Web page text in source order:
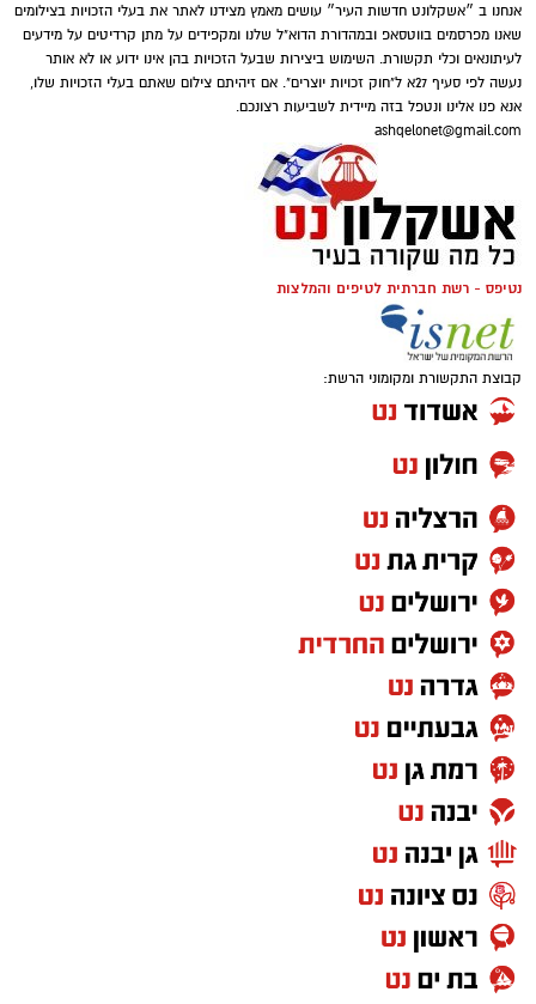
אנחנו ב ״אשקלונט חדשות העיר״ עושים מאמץ מצידנו לאתר את בעלי הזכויות בצילומים
שאנו מפרסמים בווטסאפ ובמהדורת הדוא"ל שלנו ומקפידים על מתן קרדיטים על מידעים
לעיתונאים וכלי תקשורת. השימוש ביצירות שבעל הזכויות בהן אינו ידוע או לא אותר
נעשה לפי סעיף 27א ל"חוק זכויות יוצרים". אם זיהיתם צילום שאתם בעלי הזכויות שלו,
אנא פנו אלינו ונטפל בזה מיידית לשביעות רצונכם.
ashqelonet@gmail.com
נטיפס - רשת חברתית לטיפים והמלצות
קבוצת התקשורת ומקומוני הרשת: